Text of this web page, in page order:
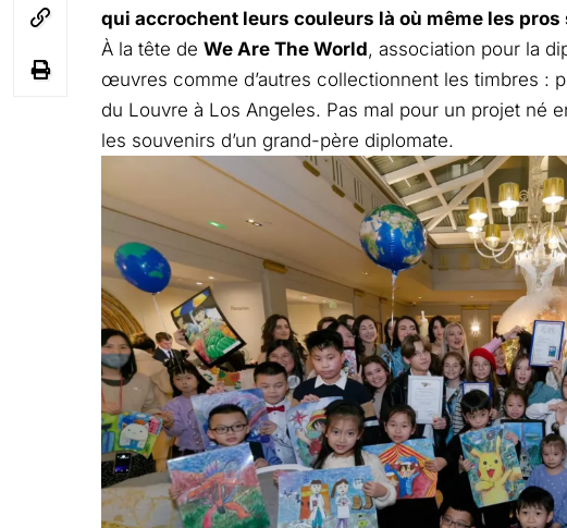
qui accrochent leurs couleurs là où même les
À la tête de We Are The World, association pour la
œuvres comme d’autres collectionnent les timbres :
du Louvre à Los Angeles. Pas mal pour un projet né
les souvenirs d’un grand-père diplomate.